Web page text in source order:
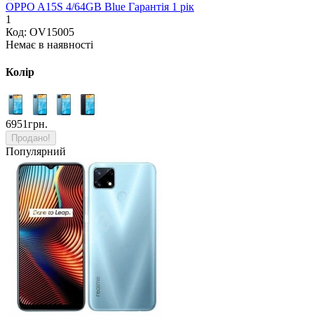
OPPO A15S 4/64GB Blue Гарантія 1 рік
1
Код: OV15005
Немає в наявності
Колір
6951грн.
Продано!
Популярний